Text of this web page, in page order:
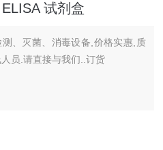
试剂盒
、灭菌、消毒设备,价格实惠,质
员.请直接与我们..订货